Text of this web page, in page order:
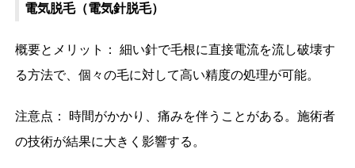
電気脱毛（電気針脱毛）
概要とメリット： 細い針で毛根に直接電流を流し破壊す
る方法で、個々の毛に対して高い精度の処理が可能。
注意点： 時間がかかり、痛みを伴うことがある。施術者
の技術が結果に大きく影響する。